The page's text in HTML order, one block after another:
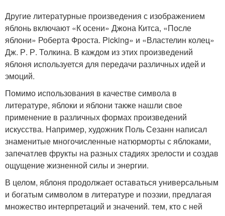
Другие литературные произведения с изображением
яблонь включают «К осени» Джона Китса, «После
яблони» Роберта Фроста. Picking» и «Властелин колец»
Дж. Р. Р. Толкина. В каждом из этих произведений
яблоня используется для передачи различных идей и
эмоций.
Помимо использования в качестве символа в
литературе, яблоки и яблони также нашли свое
применение в различных формах произведений
искусства. Например, художник Поль Сезанн написал
знаменитые многочисленные натюрморты с яблоками,
запечатлев фрукты на разных стадиях зрелости и создав
ощущение жизненной силы и энергии.
В целом, яблоня продолжает оставаться универсальным
и богатым символом в литературе и поэзии, предлагая
множество интерпретаций и значений. тем, кто с ней